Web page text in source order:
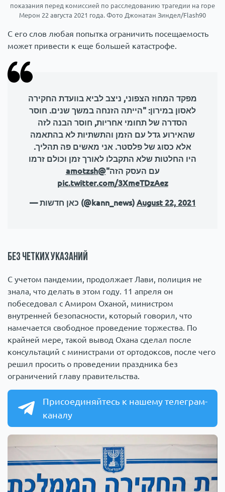
показания перед комиссией по расследованию трагедии на горе
Мерон 22 августа 2021 года. Фото Джонатан Зиндел/Flash90
С его слов любая попытка ограничить посещаемость
может привести к еще большей катастрофе.
מפקד המחוז הצפוני, ניצב לביא בוועדת החקירה
לאסון במירון: "הייתה הזנחה במשך שנים. חוסר
הסדרה של תחומי אחריות, חוסר הבנה לזה
שהאירוע גדל עם הזמן והתשתיות לא בהתאמה
אלא כסוג של פלסטר. אני מאשים פה תהליך.
היו החלטות שלא התקבלו לאורך זמן וכולם זרמו
עם העסק הזה"@amotzsh
pic.twitter.com/3XmeTDzAez
— כאן חדשות (@kann_news) August 22, 2021
Без четких указаний
С учетом пандемии, продолжает Лави, полиция не
знала, что делать в этом году. 11 апреля он
побеседовал с Амиром Оханой, министром
внутренней безопасности, который говорил, что
намечается свободное проведение торжества. По
крайней мере, такой вывод Охана сделал после
консультаций с министрами от ортодоксов, после чего
решил просить о проведении праздника без
ограничений главу правительства.
Присоединяйтесь к нашему телеграм-
каналу